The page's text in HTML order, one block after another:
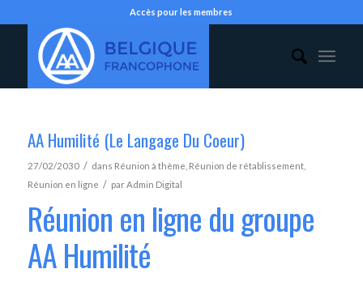
Accès pour les membres
AA Humilité (Le Langage Du Coeur)
27/02/2030 / dans Réunion à thème Réunion de rétablissement,
Réunion en ligne / parAdmin Digital
Réunion en ligne du groupe
AA Humilité